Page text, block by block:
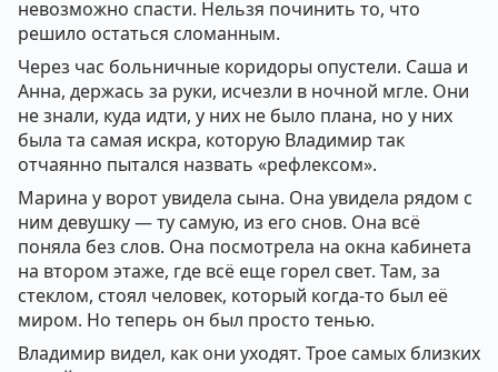
невозможно спасти. Нельзя починить то, что
решило остаться сломанным.
Через час больничные коридоры опустели. Саша и
Анна, держась за руки, исчезли в ночной мгле. Они
не знали, куда идти, у них не было плана, но у них
была та самая искра, которую Владимир так
отчаянно пытался назвать «рефлексом».
Марина у ворот увидела сына. Она увидела рядом с
ним девушку — ту самую, из его снов. Она всё
поняла без слов. Она посмотрела на окна кабинета
на втором этаже, где всё еще горел свет. Там, за
стеклом, стоял человек, который когда-то был её
миром. Но теперь он был просто тенью.
Владимир видел, как они уходят. Трое самых близких